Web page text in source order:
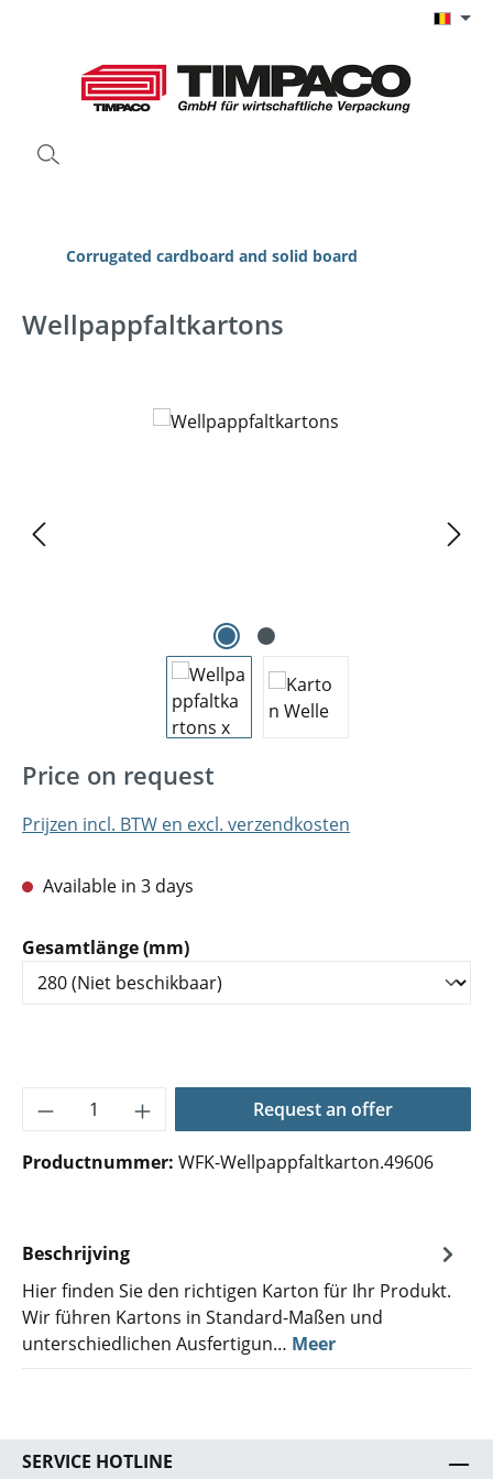
Corrugated cardboard and solid board
Wellpappfaltkartons
Afbeeldingengalerij overslaan
Price on request
Prijzen incl. BTW en excl. verzendkosten
Available in 3 days
Selecteer
Gesamtlänge (mm)
Producthoeveelheid: Voer de gewenste
Request an offer
Productnummer: WFK-Wellpappfaltkarton.49606
Beschrijving
Hier finden Sie den richtigen Karton für Ihr Produkt.
Wir führen Kartons in Standard-Maßen und
unterschiedlichen Ausfertigun… Meer
SERVICE HOTLINE